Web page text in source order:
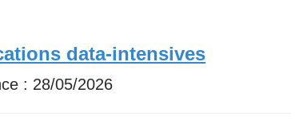
data-intensives
: 28/05/2026